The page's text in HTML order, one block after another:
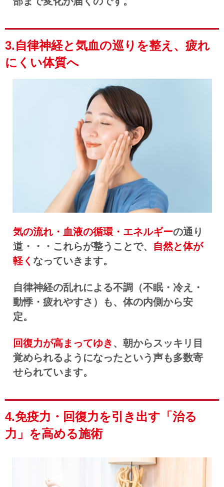
3.自律神経と気血の巡りを整え、疲れ
にくい体質へ
気の流れ・血液の循環・エネルギーの通り
道・・・これらが整うことで、 自然と体が
軽く なっていきます。
自律神経の乱れによる不調（不眠・冷え・
動悸・疲れやすさ）も、体の内側から安
定。
回復力が高まってゆき 、朝からスッキリ目
覚められるようになったという声も多数寄
せられています。
4.免疫力・回復力を引き出す「治る
力」を高める施術